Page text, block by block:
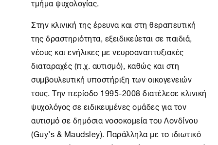
Στην κλινική της έρευνα και στη θεραπευτική
της δραστηριότητα, εξειδικεύεται σε παιδιά,
νέους και ενήλικες με νευροαναπτυξιακές
διαταραχές (π.χ. αυτισμό), καθώς και στη
συμβουλευτική υποστήριξη των οικογενειών
τους. Την περίοδο 1995-2008 διατέλεσε κλινική
ψυχολόγος σε ειδικευμένες ομάδες για τον
αυτισμό σε δημόσια νοσοκομεία του Λονδίνου
(Guy’s & Maudsley). Παράλληλα με το ιδιωτικό